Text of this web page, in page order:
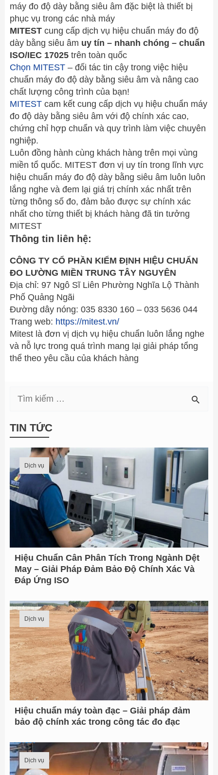
máy đo độ dày bằng siêu âm đặc biệt là thiết bị
phục vụ trong các nhà máy
MITESTcung cấp dịch vụ hiệu chuẩn máy đo độ
dày bằng siêu âm uy tín – nhanh chóng – chuẩn
ISO/IEC 17025trên toàn quốc
Chọn MITEST– đối tác tin cậy trong việc hiệu
chuẩn máy đo độ dày bằng siêu âm và nâng cao
chất lượng công trình của bạn!
MITESTcam kết cung cấp dịch vụ hiệu chuẩn máy
đo độ dày bằng siêu âm với độ chính xác cao,
chứng chỉ hợp chuẩn và quy trình làm việc chuyên
nghiệp.
Luôn đồng hành cùng khách hàng trên mọi vùng
miền tổ quốc. MITEST đơn vị uy tín trong lĩnh vực
hiệu chuẩn máy đo độ dày bằng siêu âm luôn luôn
lắng nghe và đem lại giá trị chính xác nhất trên
từng thông số đo, đảm bảo được sự chính xác
nhất cho từng thiết bị khách hàng đã tin tưởng
MITEST
Thông tin liên hệ:
CÔNG TY CỔ PHẦN KIỂM ĐỊNH HIỆU CHUẨN
ĐO LƯỜNG MIỀN TRUNG TÂY NGUYÊN
Địa chỉ: 97 Ngô Sĩ Liên Phường Nghĩa Lộ Thành
Phố Quảng Ngãi
Đường dây nóng: 035 8330 160 – 033 5636 044
Trang web: https://mitest.vn/
Mitest là đơn vị dịch vụ hiệu chuẩn luôn lắng nghe
và nỗ lực trong quá trình mang lại giải pháp tổng
thể theo yêu cầu của khách hàng
ề
k
i
TIN TỨC
Dịch vụ
Hiệu Chuẩn Cân Phân Tích Trong Ngành Dệt
May – Giải Pháp Đảm Bảo Độ Chính Xác Và
Đáp Ứng ISO
Dịch vụ
Hiệu chuẩn máy toàn đạc – Giải pháp đảm
bảo độ chính xác trong công tác đo đạc
Dịch vụ